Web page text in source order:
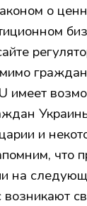
о
имеет
и
что
на